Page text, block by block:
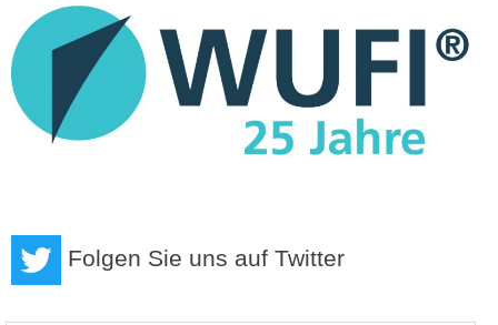
Folgen Sie uns auf Twitter